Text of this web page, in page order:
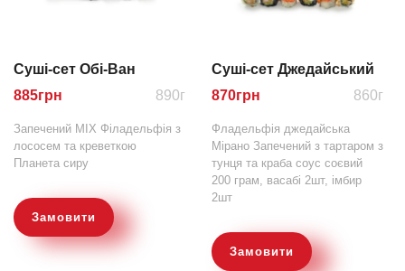
Суші-сет Обі-Ван
885грн 890г
Запечений МІХ Філадельфія з
лососем та креветкою
Планета сиру
Замовити
Суші-сет Джедайський
870грн 860г
Фладельфія джедайська
Мірано Запечений з тартаром з
тунця та краба соус соєвий
200 грам, васабі 2шт, імбир
2шт
Замовити